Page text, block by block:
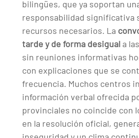
bilingües, que ya soportan
responsabilidad significativa
recursos necesarios. La
tarde y de forma desiguala
sin reuniones informativas
con explicaciones que se
frecuencia. Muchos centros
información verbal ofrecida
provinciales no coincide con
en la resolución oficial,